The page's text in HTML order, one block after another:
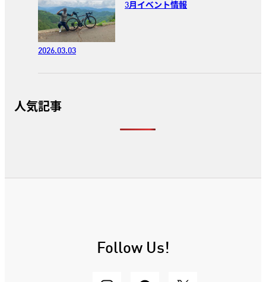
3月イベント情報
2026.03.03
人気記事
Follow Us!